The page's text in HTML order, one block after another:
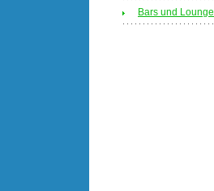
Bars und Lounge